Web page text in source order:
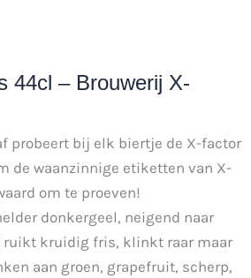
44cl – Brouwerij X-
probeert bij elk biertje de X-factor
de waanzinnige etiketten van X-
om te proeven!
donkergeel, neigend naar
ruikt kruidig fris, klinkt raar maar
aan groen, grapefruit, scherp,